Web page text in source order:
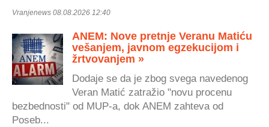
Vranjenews 08.08.2026 12:40
ANEM: Nove pretnje Veranu Matiću
vešanjem, javnom egzekucijom i
žrtvovanjem »
Dodaje se da je zbog svega navedenog
Veran Matić zatražio "novu procenu
bezbednosti" od MUP-a, dok ANEM zahteva od
Poseb...